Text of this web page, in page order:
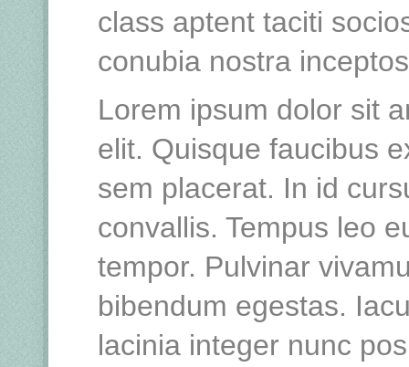
class aptent taciti
conubia nostra
Lorem ipsum dolor sit
elit. Quisque faucibus
sem placerat. In id
convallis. Tempus leo
tempor. Pulvinar
bibendum egestas.
lacinia integer nunc